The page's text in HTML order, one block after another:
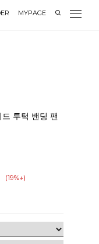
MYPAGE
투턱 밴딩 팬
(19%↓)